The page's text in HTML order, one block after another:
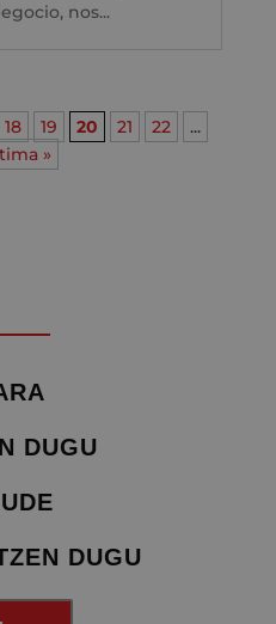
nos...
18 19 20 21 22
...
»
DUGU
DUGU